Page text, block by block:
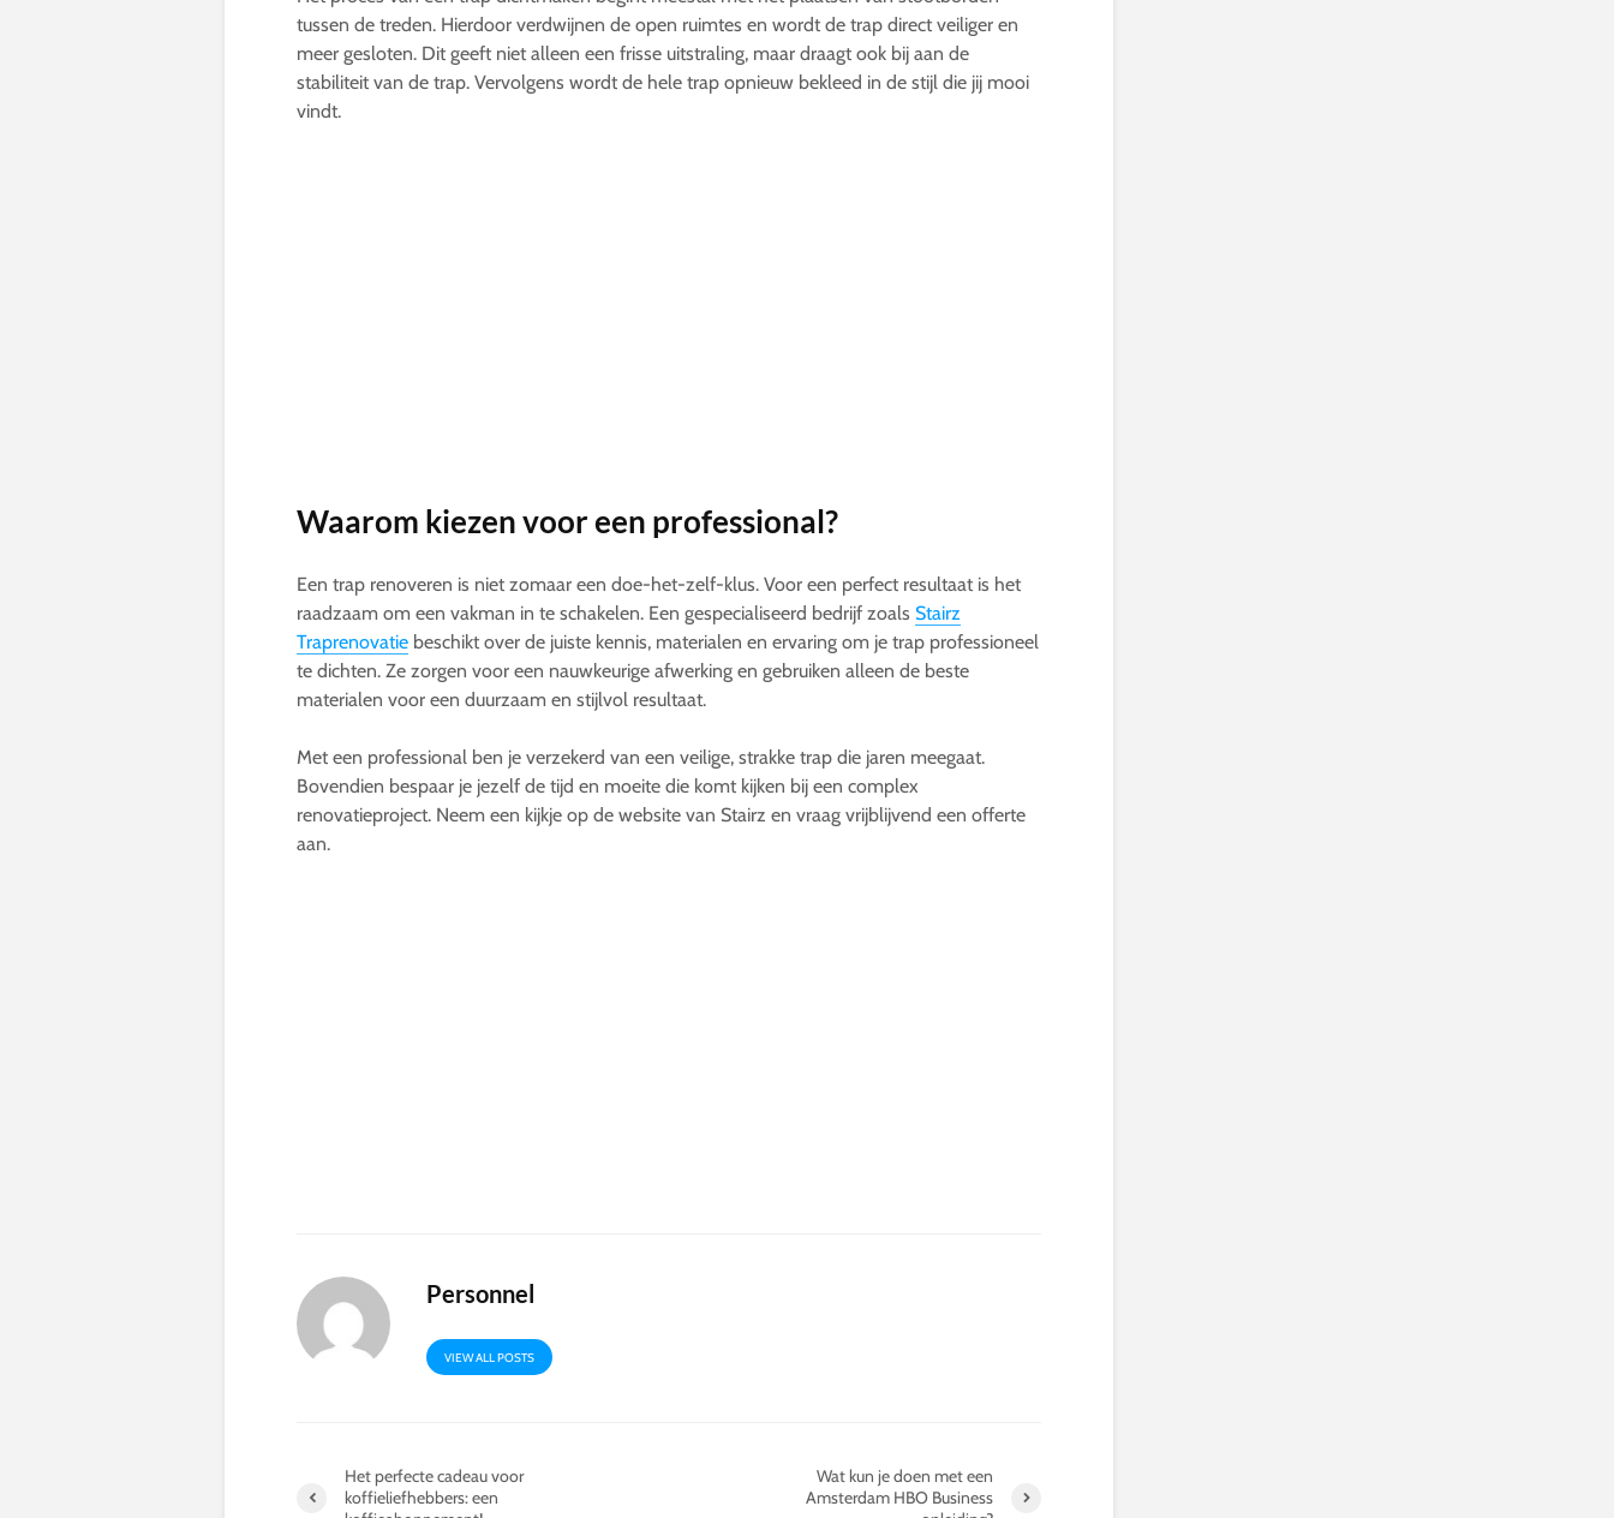
tussen de treden. Hierdoor verdwijnen de open ruimtes en wordt de trap direct veiliger en
meer gesloten. Dit geeft niet alleen een frisse uitstraling, maar draagt ook bij aan de
stabiliteit van de trap. Vervolgens wordt de hele trap opnieuw bekleed in de stijl die jij mooi
vindt.
Waarom kiezen voor een professional?
Een trap renoveren is niet zomaar een doe-het-zelf-klus. Voor een perfect resultaat is het
raadzaam om een vakman in te schakelen. Een gespecialiseerd bedrijf zoals Stairz
Traprenovatie beschikt over de juiste kennis, materialen en ervaring om je trap professioneel
te dichten. Ze zorgen voor een nauwkeurige afwerking en gebruiken alleen de beste
materialen voor een duurzaam en stijlvol resultaat.
Met een professional ben je verzekerd van een veilige, strakke trap die jaren meegaat.
Bovendien bespaar je jezelf de tijd en moeite die komt kijken bij een complex
renovatieproject. Neem een kijkje op de website van Stairz en vraag vrijblijvend een offerte
aan.
Personnel
VIEW ALL POSTS
Het perfecte cadeau voor
koffieliefhebbers: een
Wat kun je doen met een
Amsterdam HBO Business